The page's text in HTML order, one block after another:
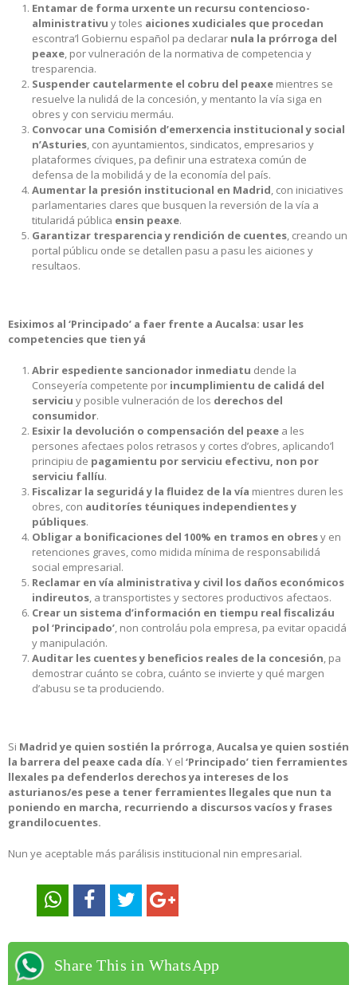
Entamar de forma urxente un recursu contencioso-
alministrativu y toles aiciones xudiciales que procedan
escontra’l Gobiernu español pa declarar nula la prórroga del
peaxe, por vulneración de la normativa de competencia y
tresparencia.
Suspender cautelarmente el cobru del peaxe mientres se
resuelve la nulidá de la concesión, y mentanto la vía siga en
obres y con serviciu mermáu.
Convocar una Comisión d’emerxencia institucional y social
n’Asturies, con ayuntamientos, sindicatos, empresarios y
plataformes cíviques, pa definir una estratexa común de
defensa de la mobilidá y de la economía del país.
Aumentar la presión institucional en Madrid, con iniciatives
parlamentaries clares que busquen la reversión de la vía a
titularidá pública ensin peaxe.
Garantizar tresparencia y rendición de cuentes, creando un
portal públicu onde se detallen pasu a pasu les aiciones y
resultaos.
Esiximos al ‘Principado’ a faer frente a Aucalsa: usar les
competencies que tien yá
Abrir espediente sancionador inmediatu dende la
Conseyería competente por incumplimientu de calidá del
serviciu y posible vulneración de los derechos del
consumidor.
Esixir la devolución o compensación del peaxe a les
persones afectaes polos retrasos y cortes d’obres, aplicando’l
principiu de pagamientu por serviciu efectivu, non por
serviciu fallíu.
Fiscalizar la seguridá y la fluidez de la vía mientres duren les
obres, con auditoríes téuniques independientes y
públiques.
Obligar a bonificaciones del 100% en tramos en obresy en
retenciones graves, como midida mínima de responsabilidá
social empresarial.
Reclamar en vía alministrativa y civil los daños económicos
indireutos, a transportistes y sectores productivos afectaos.
Crear un sistema d’información en tiempu real fiscalizáu
pol ‘Principado’, non controláu pola empresa, pa evitar opacidá
y manipulación.
Auditar les cuentes y beneficios reales de la concesión, pa
demostrar cuánto se cobra, cuánto se invierte y qué margen
d’abusu se ta produciendo.
Si Madrid ye quien sostién la prórroga,Aucalsa ye quien sostién
la barrera del peaxe cada día. Y el ‘Principado’ tien ferramientes
llexales pa defenderlos derechos ya intereses de los
asturianos/es pese a tener ferramientes llegales que nun ta
poniendo en marcha, recurriendo a discursos vacíos y frases
grandilocuentes.
Nun ye aceptable más parálisis institucional nin empresarial.
Share This in WhatsApp